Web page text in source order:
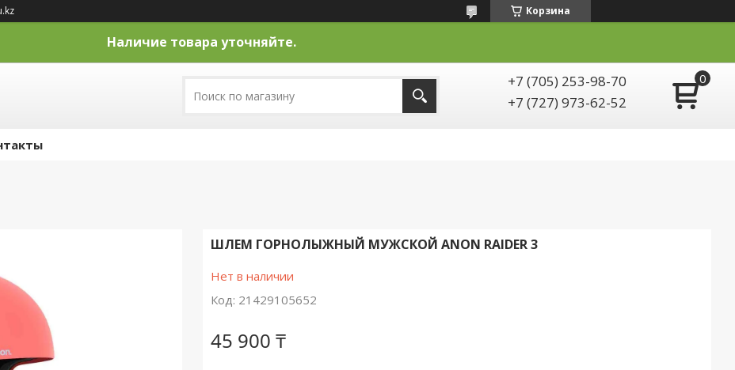
Корзина
Наличие товара уточняйте.
+7 (705) 253-98-70
+7 (727) 973-62-52
ШЛЕМ ГОРНОЛЫЖНЫЙ МУЖСКОЙ ANON RAIDER 3
Нет в наличии
Код: 21429105652
45 900 ₸